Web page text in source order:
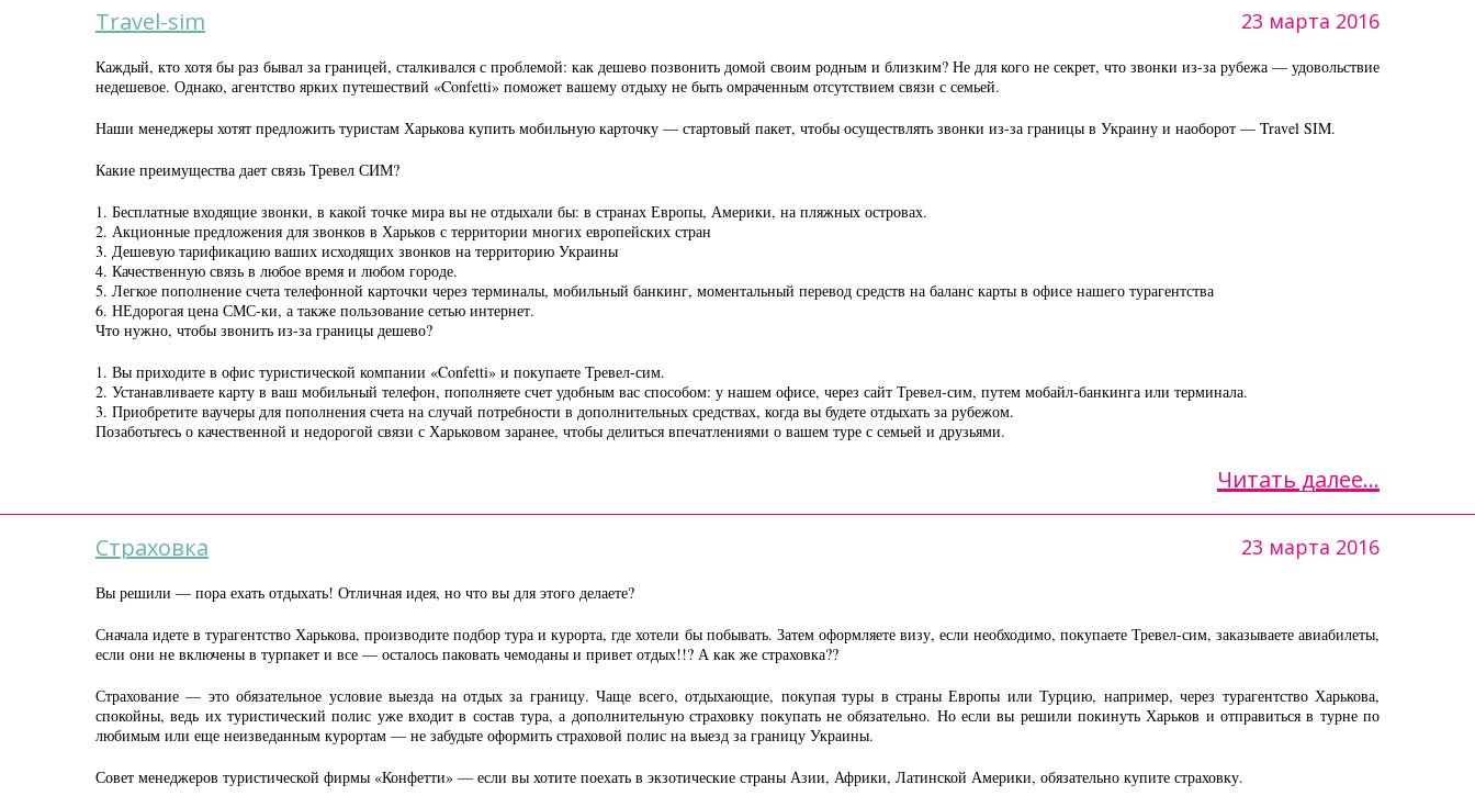
Travel-sim 23 марта 2016
Каждый, кто хотя бы раз бывал за границей, сталкивался с проблемой: как дешево позвонить домой своим родным и близким? Не для кого не секрет, что звонки из-за рубежа — удовольствие
недешевое. Однако, агентство ярких путешествий «Confetti» поможет вашему отдыху не быть омраченным отсутствием связи с семьей.
Наши менеджеры хотят предложить туристам Харькова купить мобильную карточку — стартовый пакет, чтобы осуществлять звонки из-за границы в Украину и наоборот — Travel SIM.
Какие преимущества дает связь Тревел СИМ?
1. Бесплатные входящие звонки, в какой точке мира вы не отдыхали бы: в странах Европы, Америки, на пляжных островах.
2. Акционные предложения для звонков в Харьков с территории многих европейских стран
3. Дешевую тарификацию ваших исходящих звонков на территорию Украины
4. Качественную связь в любое время и любом городе.
5. Легкое пополнение счета телефонной карточки через терминалы, мобильный банкинг, моментальный перевод средств на баланс карты в офисе нашего турагентства
6. НЕдорогая цена СМС-ки, а также пользование сетью интернет.
Что нужно, чтобы звонить из-за границы дешево?
1. Вы приходите в офис туристической компании «Confetti» и покупаете Тревел-сим.
2. Устанавливаете карту в ваш мобильный телефон, пополняете счет удобным вас способом: у нашем офисе, через сайт Тревел-сим, путем мобайл-банкинга или терминала.
3. Приобретите ваучеры для пополнения счета на случай потребности в дополнительных средствах, когда вы будете отдыхать за рубежом.
Позаботьтесь о качественной и недорогой связи с Харьковом заранее, чтобы делиться впечатлениями о вашем туре с семьей и друзьями.
Читать далее...
Страховка 23 марта 2016
Вы решили — пора ехать отдыхать! Отличная идея, но что вы для этого делаете?
Сначала идете в турагентство Харькова, производите подбор тура и курорта, где хотели бы побывать. Затем оформляете визу, если необходимо, покупаете Тревел-сим, заказываете авиабилеты,
если они не включены в турпакет и все — осталось паковать чемоданы и привет отдых!!? А как же страховка??
Страхование — это обязательное условие выезда на отдых за границу. Чаще всего, отдыхающие, покупая туры в страны Европы или Турцию, например, через турагентство Харькова,
спокойны, ведь их туристический полис уже входит в состав тура, а дополнительную страховку покупать не обязательно. Но если вы решили покинуть Харьков и отправиться в турне по
любимым или еще неизведанным курортам — не забудьте оформить страховой полис на выезд за границу Украины.
Совет менеджеров туристической фирмы «Конфетти» — если вы хотите поехать в экзотические страны Азии, Африки, Латинской Америки, обязательно купите страховку.